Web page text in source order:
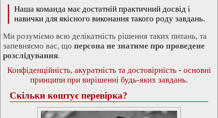
Наша команда має достатній практичний досвід і
навички для якісного виконання такого роду завдань.
Ми розуміємо всю делікатність рішення таких питань, та
запевняємо вас, що персона не знатиме про проведене
розслідування.
Конфіденційність, акуратність та достовірність - основні
принципи при вирішенні будь-яких завдань.
Скільки коштує перевірка?